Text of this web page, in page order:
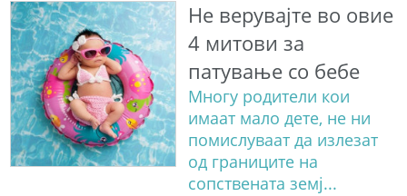
Не верувајте во овие
4 митови за
патување со бебе
Многу родители кои
имаат мало дете, не ни
помислуваат да излезат
од границите на
сопствената земј...